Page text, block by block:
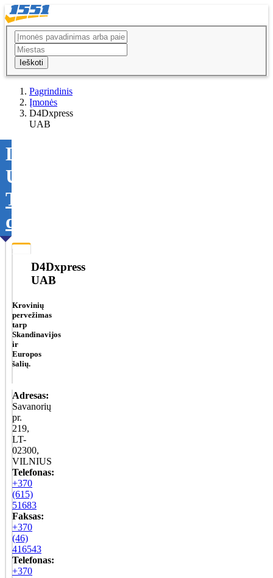
Ieškoti
Pagrindinis
Įmonės
D4Dxpress
UAB
D4Dxpress
UAB
Tikslinti
duomenis
D4Dxpress
UAB
Krovinių
pervežimas
tarp
Skandinavijos
ir
Europos
šalių.
Adresas:
Savanorių
pr.
219,
LT-
02300,
VILNIUS
Telefonas:
+370
(615)
51683
Faksas:
+370
(46)
416543
Telefonas:
+370